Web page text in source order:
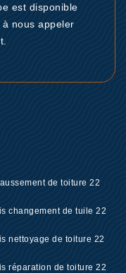
est disponible
à nous appeler
de toiture 22
changement de tuile 22
nettoyage de toiture 22
réparation de toiture 22